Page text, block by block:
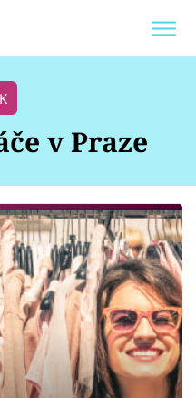
KVĚTINY
v Praze